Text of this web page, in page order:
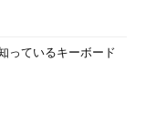
っているキーボード